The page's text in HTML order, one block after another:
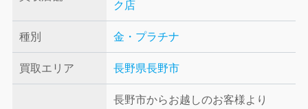
ク店
種別 金・プラチナ
買取エリア 長野県長野市
長野市からお越しのお客様より